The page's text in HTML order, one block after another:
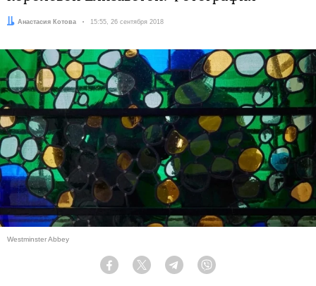
Автор:
Анастасия Котова Дата:
15:55, 26 сентября 2018
Westminster Abbey
Facebook Twitter Telegram